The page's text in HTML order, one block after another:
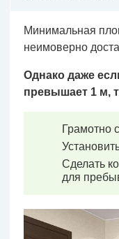
Минимальная
неимоверно
Однако даже
превышает 1 м,
Грамотно
Сделать
для